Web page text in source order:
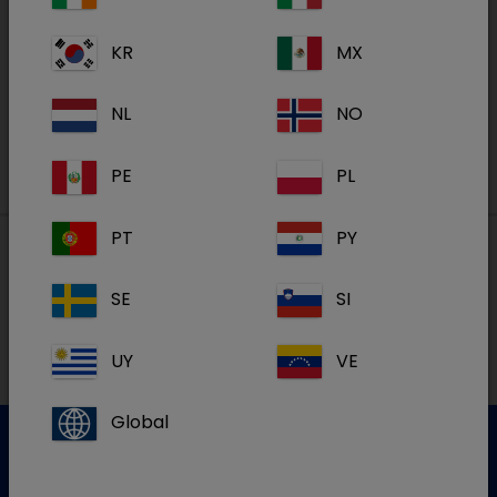
Nos adresses
KR MX
NL NO
PE PL
PT PY
SE SI
UY VE
Global